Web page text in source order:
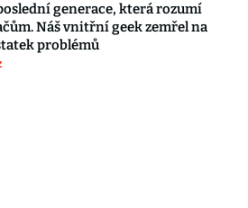
generace, která rozumí
Náš vnitřní geek zemřel na
problémů